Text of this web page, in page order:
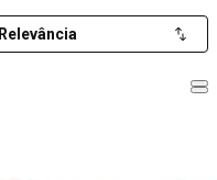
Relevância